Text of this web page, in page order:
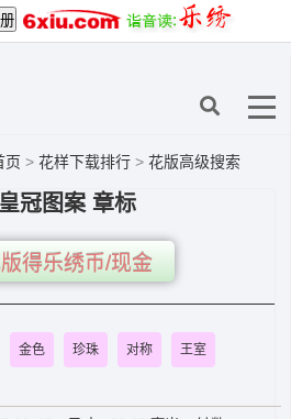
页 > 花样下载排行 > 花版高级搜索
冠图案 章标
得乐绣币/现金
金色 珍珠 对称 王室